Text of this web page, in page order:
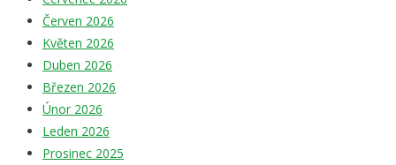
Červen 2026
Květen 2026
Duben 2026
Březen 2026
Únor 2026
Leden 2026
Prosinec 2025